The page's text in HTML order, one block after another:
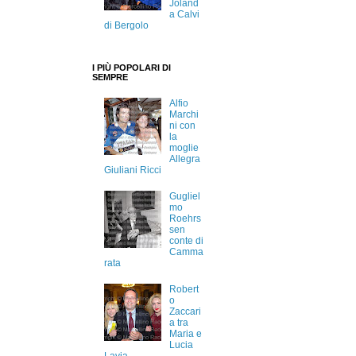
Joland
a Calvi
di Bergolo
I PIÙ POPOLARI DI
SEMPRE
Alfio
Marchi
ni con
la
moglie
Allegra
Giuliani Ricci
Gugliel
mo
Roehrs
sen
conte di
Camma
rata
Robert
o
Zaccari
a tra
Maria e
Lucia